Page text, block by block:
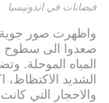
فيضانات في اندونيسيا
واظهرت صور جوية
صعدوا الى سطوح
المياه الموحلة.
الشديد
والاحجار التي